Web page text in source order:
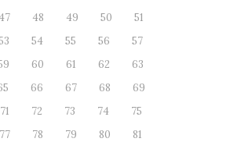
47 48 49 50
51
54 55 56
57
60 61 62
63
66 67 68
69
71 72 73 74
75
77 78 79 80
81